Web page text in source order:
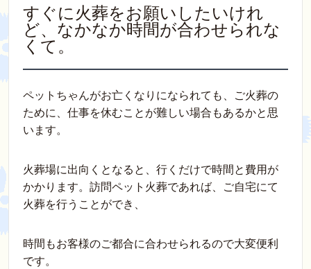
すぐに火葬をお願いしたいけれ
ど、なかなか時間が合わせられな
くて。
ペットちゃんがお亡くなりになられても、ご火葬の
ために、仕事を休むことが難しい場合もあるかと思
います。
火葬場に出向くとなると、行くだけで時間と費用が
かかります。訪問ペット火葬であれば、ご自宅にて
火葬を行うことができ、
時間もお客様のご都合に合わせられるので大変便利
です。